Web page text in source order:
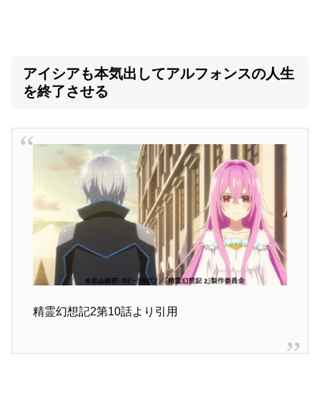
アイシアも本気出してアルフォンスの人生
を終了させる
精霊幻想記2第10話より引用